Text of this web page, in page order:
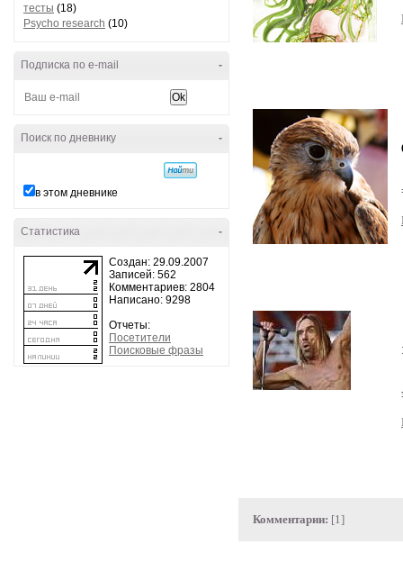
тесты (18)
Psycho research (10)
-
Подписка по e-mail
-
Поиск по дневнику
в этом дневнике
-
Статистика
Создан: 29.09.2007
Записей: 562
Комментариев: 2804
Написано: 9298
Отчеты:
Посетители
Поисковые фразы
Комментарии: [1]